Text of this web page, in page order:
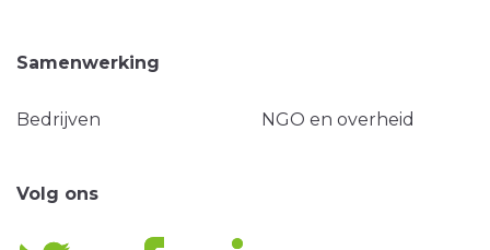
Samenwerking
Bedrijven NGO en overheid
Volg ons